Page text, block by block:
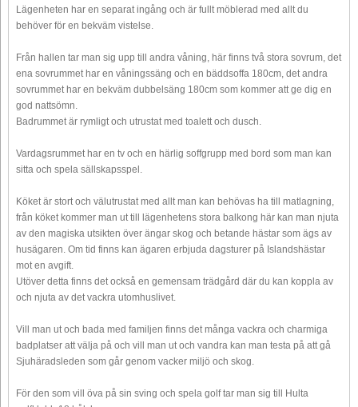
Lägenheten har en separat ingång och är fullt möblerad med allt du
behöver för en bekväm vistelse.
Från hallen tar man sig upp till andra våning, här finns två stora sovrum, det
ena sovrummet har en våningssäng och en bäddsoffa 180cm, det andra
sovrummet har en bekväm dubbelsäng 180cm som kommer att ge dig en
god nattsömn.
Badrummet är rymligt och utrustat med toalett och dusch.
Vardagsrummet har en tv och en härlig soffgrupp med bord som man kan
sitta och spela sällskapsspel.
Köket är stort och välutrustat med allt man kan behövas ha till matlagning,
från köket kommer man ut till lägenhetens stora balkong här kan man njuta
av den magiska utsikten över ängar skog och betande hästar som ägs av
husägaren. Om tid finns kan ägaren erbjuda dagsturer på Islandshästar
mot en avgift.
Utöver detta finns det också en gemensam trädgård där du kan koppla av
och njuta av det vackra utomhuslivet.
Vill man ut och bada med familjen finns det många vackra och charmiga
badplatser att välja på och vill man ut och vandra kan man testa på att gå
Sjuhäradsleden som går genom vacker miljö och skog.
För den som vill öva på sin sving och spela golf tar man sig till Hulta